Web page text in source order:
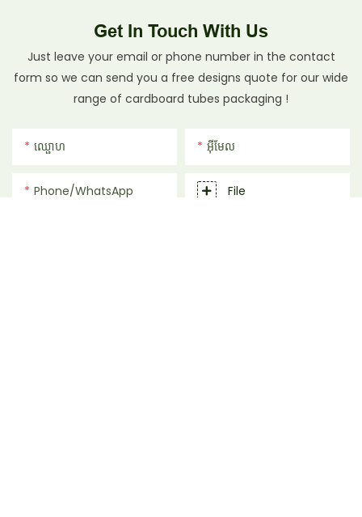
Get In Touch With Us
Just leave your email or phone number in the contact
form so we can send you a free designs quote for our wide
range of cardboard tubes packaging !
ឈ្ផោហ អ៊ីមែល
Phone/whatsApp File